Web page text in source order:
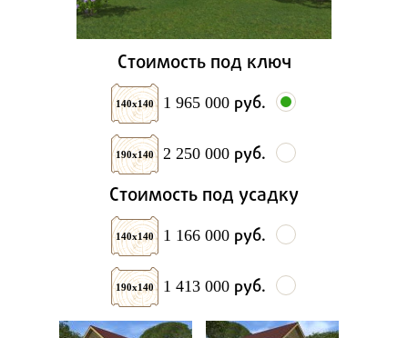
Стоимость под ключ
140х140 1 965 000 руб.
190х140 2 250 000 руб.
Стоимость под усадку
140х140 1 166 000 руб.
190х140 1 413 000 руб.